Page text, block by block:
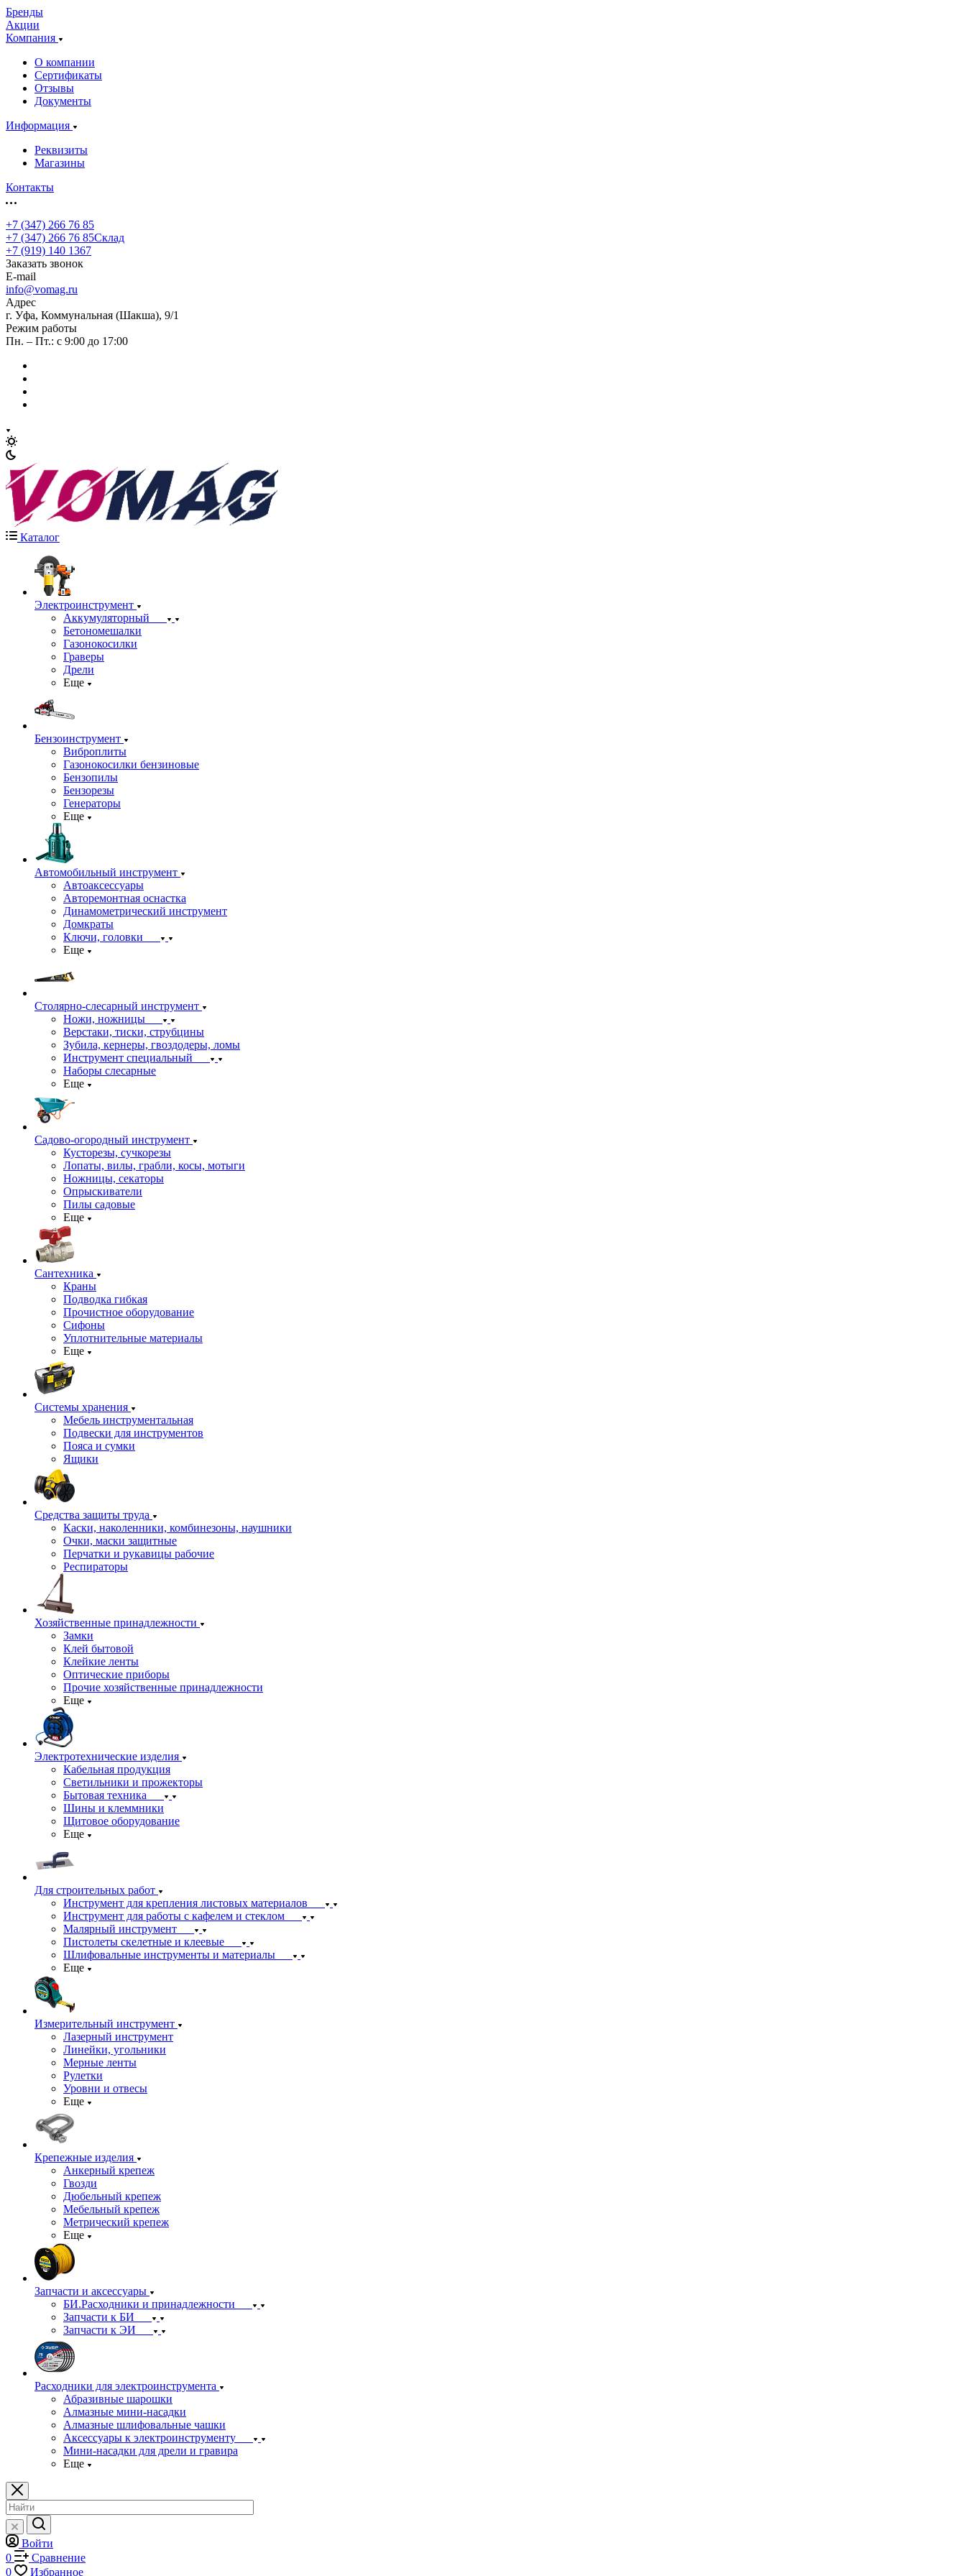
Бренды
Акции
Компания
О компании
Сертификаты
Отзывы
Документы
Информация
Реквизиты
Магазины
Контакты
+7 (347) 266 76 85
+7 (347) 266 76 85Склад
+7 (919) 140 1367
Заказать звонок
E-mail
info@vomag.ru
Адрес
г. Уфа, Коммунальная (Шакша), 9/1
Режим работы
Пн. – Пт.: с 9:00 до 17:00
Каталог
Электроинструмент
Аккумуляторный
Бетономешалки
Газонокосилки
Граверы
Дрели
Еще
Бензоинструмент
Виброплиты
Газонокосилки бензиновые
Бензопилы
Бензорезы
Генераторы
Еще
Автомобильный инструмент
Автоаксессуары
Авторемонтная оснастка
Динамометрический инструмент
Домкраты
Ключи, головки
Еще
Столярно-слесарный инструмент
Ножи, ножницы
Верстаки, тиски, струбцины
Зубила, кернеры, гвоздодеры, ломы
Инструмент специальный
Наборы слесарные
Еще
Садово-огородный инструмент
Кусторезы, сучкорезы
Лопаты, вилы, грабли, косы, мотыги
Ножницы, секаторы
Опрыскиватели
Пилы садовые
Еще
Сантехника
Краны
Подводка гибкая
Прочистное оборудование
Сифоны
Уплотнительные материалы
Еще
Системы хранения
Мебель инструментальная
Подвески для инструментов
Пояса и сумки
Ящики
Средства защиты труда
Каски, наколенники, комбинезоны, наушники
Очки, маски защитные
Перчатки и рукавицы рабочие
Респираторы
Хозяйственные принадлежности
Замки
Клей бытовой
Клейкие ленты
Оптические приборы
Прочие хозяйственные принадлежности
Еще
Электротехнические изделия
Кабельная продукция
Светильники и прожекторы
Бытовая техника
Шины и клеммники
Щитовое оборудование
Еще
Для строительных работ
Инструмент для крепления листовых материалов
Инструмент для работы с кафелем и стеклом
Малярный инструмент
Пистолеты скелетные и клеевые
Шлифовальные инструменты и материалы
Еще
Измерительный инструмент
Лазерный инструмент
Линейки, угольники
Мерные ленты
Рулетки
Уровни и отвесы
Еще
Крепежные изделия
Анкерный крепеж
Гвозди
Дюбельный крепеж
Мебельный крепеж
Метрический крепеж
Еще
Запчасти и аксессуары
БИ.Расходники и принадлежности
Запчасти к БИ
Запчасти к ЭИ
Расходники для электроинструмента
Абразивные шарошки
Алмазные мини-насадки
Алмазные шлифовальные чашки
Аксессуары к электроинструменту
Мини-насадки для дрели и гравира
Еще
Войти
0
Сравнение
0
Избранное